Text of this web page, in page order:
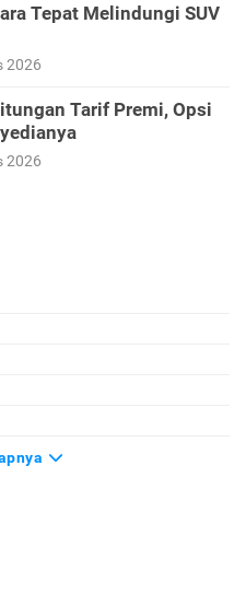
Tepat Melindungi SUV
2026
Tarif Premi, Opsi
2026